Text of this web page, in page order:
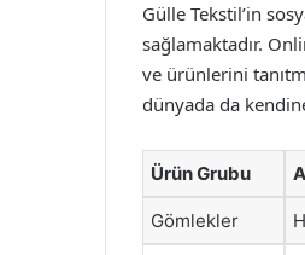
Gülle Tekstil’in
sağlamaktadır.
ve ürünlerini
dünyada da
Ürün Grubu
Gömlekler